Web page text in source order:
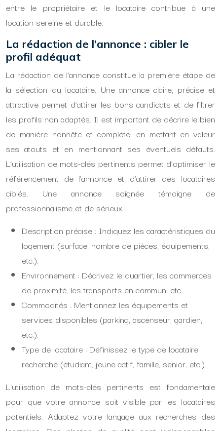
entre le propriétaire et le locataire contribue à une
location sereine et durable.
La rédaction de l’annonce : cibler le
profil adéquat
La rédaction de l’annonce constitue la première étape de
la sélection du locataire. Une annonce claire, précise et
attractive permet d’attirer les bons candidats et de filtrer
les profils non adaptés. Il est important de décrire le bien
de manière honnête et complète, en mettant en valeur
ses atouts et en mentionnant ses éventuels défauts.
L’utilisation de mots-clés pertinents permet d’optimiser le
référencement de l’annonce et d’attirer des locataires
ciblés. Une annonce soignée témoigne de
professionnalisme et de sérieux.
Description précise : Indiquez les caractéristiques du
logement (surface, nombre de pièces, équipements,
etc.).
Environnement : Décrivez le quartier, les commerces
de proximité, les transports en commun, etc.
Commodités : Mentionnez les équipements et
services disponibles (parking, ascenseur, gardien,
etc.).
Type de locataire : Définissez le type de locataire
recherché (étudiant, jeune actif, famille, senior, etc.).
L’utilisation de mots-clés pertinents est fondamentale
pour que votre annonce soit visible par les locataires
potentiels. Adaptez votre langage aux recherches des